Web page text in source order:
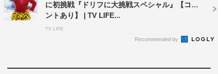
に初挑戦『ドリフに大挑戦スペシャル』【コメ
ントあり】 | TV LIFE...
TV LIFE
Recommended by